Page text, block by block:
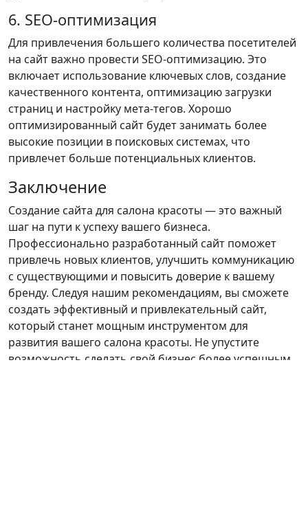
6. SEO-оптимизация
Для привлечения большего количества посетителей
на сайт важно провести SEO-оптимизацию. Это
включает использование ключевых слов, создание
качественного контента, оптимизацию загрузки
страниц и настройку мета-тегов. Хорошо
оптимизированный сайт будет занимать более
высокие позиции в поисковых системах, что
привлечет больше потенциальных клиентов.
Заключение
Создание сайта для салона красоты — это важный
шаг на пути к успеху вашего бизнеса.
Профессионально разработанный сайт поможет
привлечь новых клиентов, улучшить коммуникацию
с существующими и повысить доверие к вашему
бренду. Следуя нашим рекомендациям, вы сможете
создать эффективный и привлекательный сайт,
который станет мощным инструментом для
развития вашего салона красоты. Не упустите
возможность сделать свой бизнес более успешным